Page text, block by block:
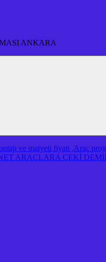
ANKARA
ve maiyeti fiyatı ,Araç
ARAÇLARA ÇEKİ